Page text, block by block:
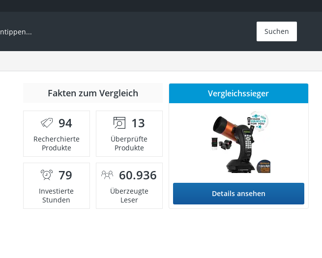
Suchen
Fakten zum Vergleich
94
Recherchierte
Produkte
13
Überprüfte
Produkte
79
Investierte
Stunden
60.936
Überzeugte
Leser
Vergleichssieger
Details ansehen